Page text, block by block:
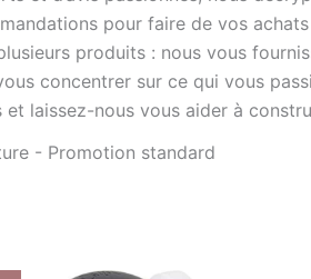
pour faire de vos
produits : nous vous
concentrer sur ce qui vous
et laissez-nous vous aider à